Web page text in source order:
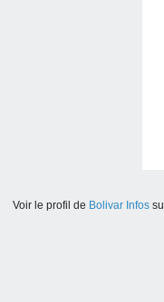
Voir le profil de Bolivar Infos